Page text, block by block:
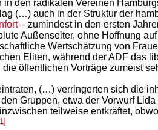
den radikalen Vereinen
(…) auch in der Struktur der
– zumindest in den ersten
Außenseiter, ohne Hoffnung
Wertschätzung von
Eliten, während der ADF das
öffentlichen Vorträge zumeist
(…) verringerten sich die
Gruppen, etwa der Vorwurf
teilweise entkräftet,